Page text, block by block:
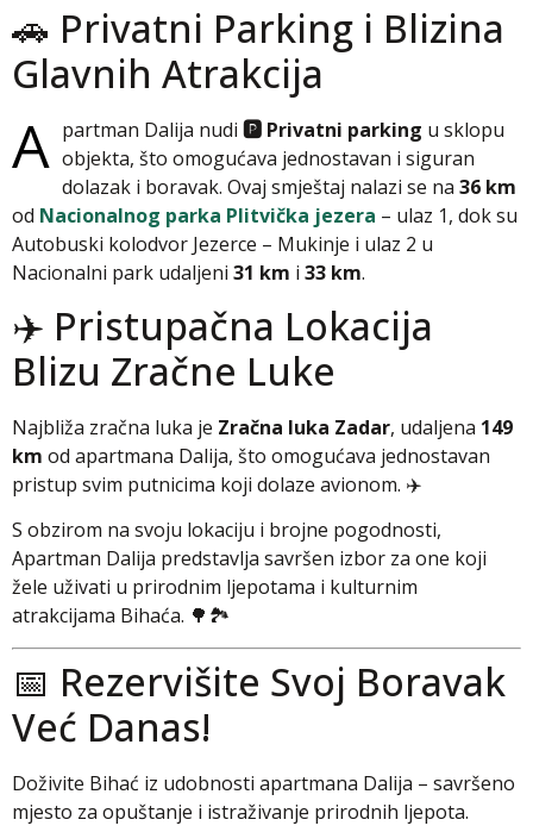
🚗 Privatni Parking i Blizina
Glavnih Atrakcija
A partman Dalija nudi 🅿️ Privatni parking u sklopu
objekta, što omogućava jednostavan i siguran
dolazak i boravak. Ovaj smještaj nalazi se na 36 km
od Nacionalnog parka Plitvička jezera – ulaz 1, dok su
Autobuski kolodvor Jezerce – Mukinje i ulaz 2 u
Nacionalni park udaljeni 31 km i 33 km.
✈️ Pristupačna Lokacija
Blizu Zračne Luke
Najbliža zračna luka je Zračna luka Zadar, udaljena 149
km od apartmana Dalija, što omogućava jednostavan
pristup svim putnicima koji dolaze avionom. ✈️
S obzirom na svoju lokaciju i brojne pogodnosti,
Apartman Dalija predstavlja savršen izbor za one koji
žele uživati u prirodnim ljepotama i kulturnim
atrakcijama Bihaća. 🌳🏞️
📅 Rezervišite Svoj Boravak
Već Danas!
Doživite Bihać iz udobnosti apartmana Dalija – savršeno
mjesto za opuštanje i istraživanje prirodnih ljepota.